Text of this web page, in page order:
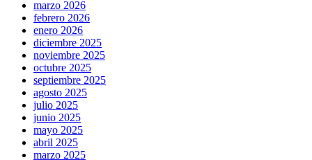
marzo 2026
febrero 2026
enero 2026
diciembre 2025
noviembre 2025
octubre 2025
septiembre 2025
agosto 2025
julio 2025
junio 2025
mayo 2025
abril 2025
marzo 2025